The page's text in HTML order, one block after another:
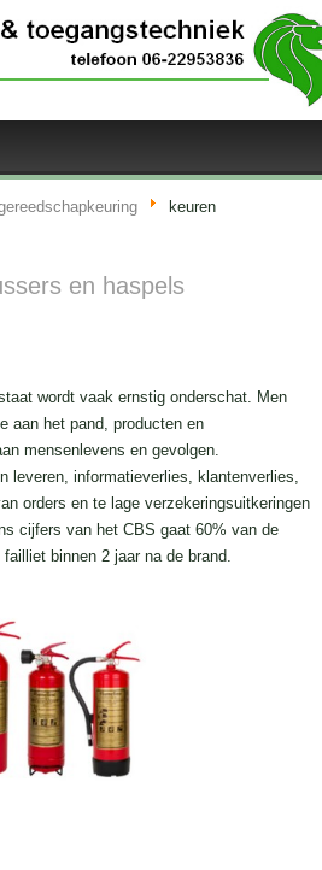
keuren
en haspels
wordt vaak ernstig onderschat. Men
aan het pand, producten en
mensenlevens en gevolgen.
leveren, informatieverlies, klantenverlies,
orders en te lage verzekeringsuitkeringen
cijfers van het CBS gaat 60% van de
binnen 2 jaar na de brand.